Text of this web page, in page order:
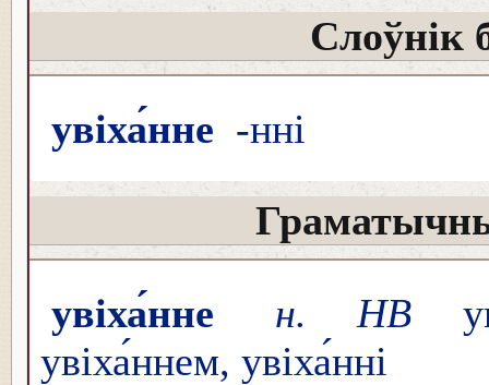
Слоўнік
увіха́нне -нні
увіха́нне н. НВ
увіха́ннем, увіха́нні